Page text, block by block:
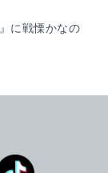
に戦慄かなの